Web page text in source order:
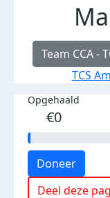
Team CCA -
TCS
Opgehaald
€0
Doneer
Deel deze